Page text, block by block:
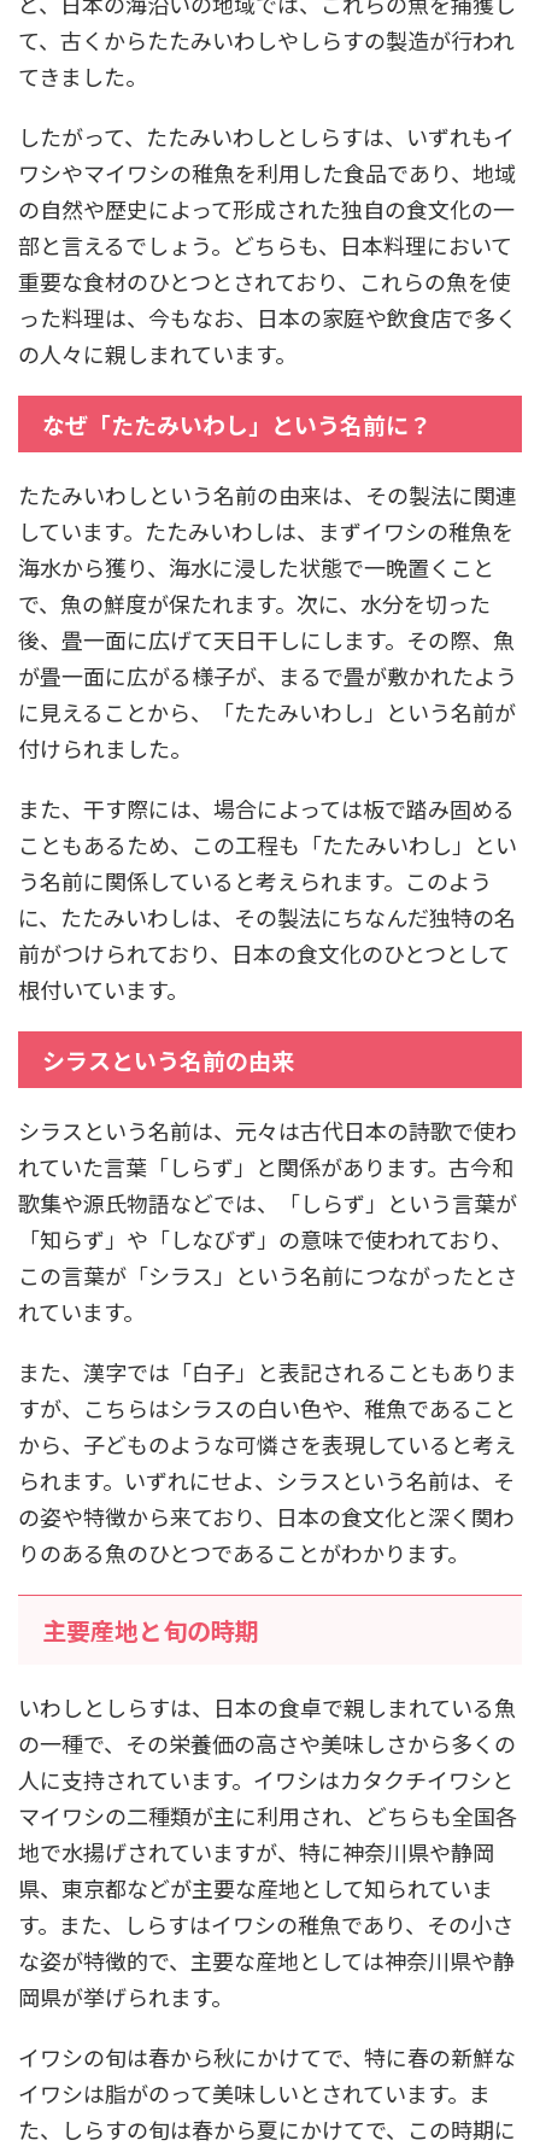
て、古くからたたみいわしやしらすの製造が行われ
てきました。
したがって、たたみいわしとしらすは、いずれもイ
ワシやマイワシの稚魚を利用した食品であり、地域
の自然や歴史によって形成された独自の食文化の一
部と言えるでしょう。どちらも、日本料理において
重要な食材のひとつとされており、これらの魚を使
った料理は、今もなお、日本の家庭や飲食店で多く
の人々に親しまれています。
なぜ「たたみいわし」という名前に？
たたみいわしという名前の由来は、その製法に関連
しています。たたみいわしは、まずイワシの稚魚を
海水から獲り、海水に浸した状態で一晩置くこと
で、魚の鮮度が保たれます。次に、水分を切った
後、畳一面に広げて天日干しにします。その際、魚
が畳一面に広がる様子が、まるで畳が敷かれたよう
に見えることから、「たたみいわし」という名前が
付けられました。
また、干す際には、場合によっては板で踏み固める
こともあるため、この工程も「たたみいわし」とい
う名前に関係していると考えられます。このよう
に、たたみいわしは、その製法にちなんだ独特の名
前がつけられており、日本の食文化のひとつとして
根付いています。
シラスという名前の由来
シラスという名前は、元々は古代日本の詩歌で使わ
れていた言葉「しらず」と関係があります。古今和
歌集や源氏物語などでは、「しらず」という言葉が
「知らず」や「しなびず」の意味で使われており、
この言葉が「シラス」という名前につながったとさ
れています。
また、漢字では「白子」と表記されることもありま
すが、こちらはシラスの白い色や、稚魚であること
から、子どものような可憐さを表現していると考え
られます。いずれにせよ、シラスという名前は、そ
の姿や特徴から来ており、日本の食文化と深く関わ
りのある魚のひとつであることがわかります。
主要産地と旬の時期
いわしとしらすは、日本の食卓で親しまれている魚
の一種で、その栄養価の高さや美味しさから多くの
人に支持されています。イワシはカタクチイワシと
マイワシの二種類が主に利用され、どちらも全国各
地で水揚げされていますが、特に神奈川県や静岡
県、東京都などが主要な産地として知られていま
す。また、しらすはイワシの稚魚であり、その小さ
な姿が特徴的で、主要な産地としては神奈川県や静
岡県が挙げられます。
イワシの旬は春から秋にかけてで、特に春の新鮮な
イワシは脂がのって美味しいとされています。ま
た、しらすの旬は春から夏にかけてで、この時期に